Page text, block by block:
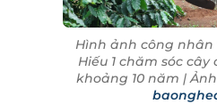
Hình ảnh công nhân
Hiếu 1 chăm sóc
khoảng 10 năm |